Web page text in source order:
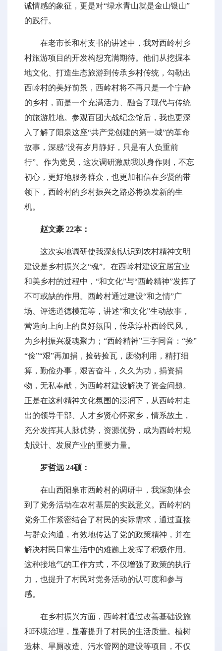
诚情感的象征，更是对“绿水青山就是金山银山”
的践行。
在老市长和村支书的讲述中，我对西岭村乡
村旅游项目的开发构想充满期待。他们从挖掘本
地文化、打造生态旅游到传承乡村传统，勾勒出
西岭村的美好前景，西岭村将不再只是一个宁静
的乡村，而是一个充满活力、融合了现代与传统
的旅游胜地。参观百团大战纪念馆后，我也更深
入了解了阳泉这座“共产党创建的第一城”的革命
故事，深感“没有岁月静好，只是有人负重前
行”。作为党员，这次调研激励我以身作则，不忘
初心，更好地服务群众，也更加相信在乡贤的带
领下，西岭村的乡村振兴之路必将焕发新的生
机。
赵文豪 22本：
这次实地调研使我深刻认识到农村精神文明
建设是乡村振兴之“魂”。在西岭村建设宜居宜业
和美乡村的过程中，“和文化”与“西岭精神”发挥了
不可或缺的作用。西岭村通过建设“和之情”广
场、评选道德模范等，讲述“和文化”生动故事，
营造向上向上的良好氛围，传承淳朴西岭民风，
为乡村振兴凝魂聚力；“西岭精神”三字同音：“捡”
“俭”“艰”再加捐，捡砖捡瓦，废物利用，精打细
算，勤俭办事，艰苦奋斗，久久为功，捐资捐
物，无私奉献，为西岭村建设解决了资金问题。
正是在这种精神文化氛围的浸润下，从西岭村走
出的领导干部、人才乡贤心怀家乡，情系故土，
充分发挥其人脉优势，资源优势，成为西岭村规
划设计、发展产业的重要力量。
罗哲远 24硕：
在山西阳泉市西岭村的调研中，我深刻体会
到了党务活动在农村基层的实践意义。西岭村的
党务工作紧密结合了村民的实际需求，通过直接
与群众沟通，有效地传达了党的政策精神，并在
解决村民日常生活中的难题上发挥了积极作用。
这种接地气的工作方式，不仅增强了政策的执行
力，也提升了村民对党务活动的认可度和参与
感。
在乡村振兴方面，西岭村通过改善基础设施
和环境治理，显著提升了村民的生活质量。植树
造林、旱厕改造、污水管网的建设等项目，不仅